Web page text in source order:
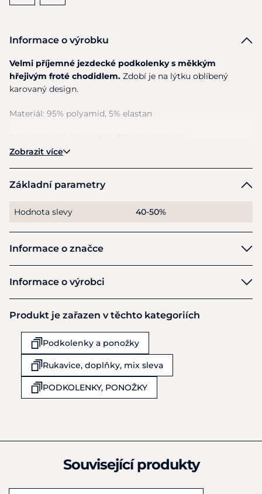
Informace o výrobku
Velmi příjemné jezdecké podkolenkys měkkým
hřejivým froté chodidlem. Zdobí je na lýtku oblíbený
karovaný design.
Materiál: 95% polyamid, 5% elastan
Zobrazit více
Základní parametry
Hodnota slevy 40-50%
Informace o značce
HKM
Informace o výrobci
HKM Sports Equipment GmbH
Veldenhauser Str 240
Neuenhaus
D49828
Německo
+49 4959 4198980
shop@hkm-sports.com
Produkt je zařazen v těchto kategoriích
Podkolenky a ponožky
Rukavice, doplňky, mix sleva
PODKOLENKY, PONOŽKY
Související produkty